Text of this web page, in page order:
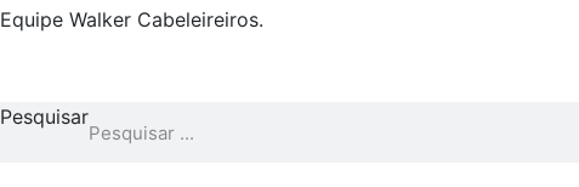
Equipe Walker Cabeleireiros.
Pesquisar